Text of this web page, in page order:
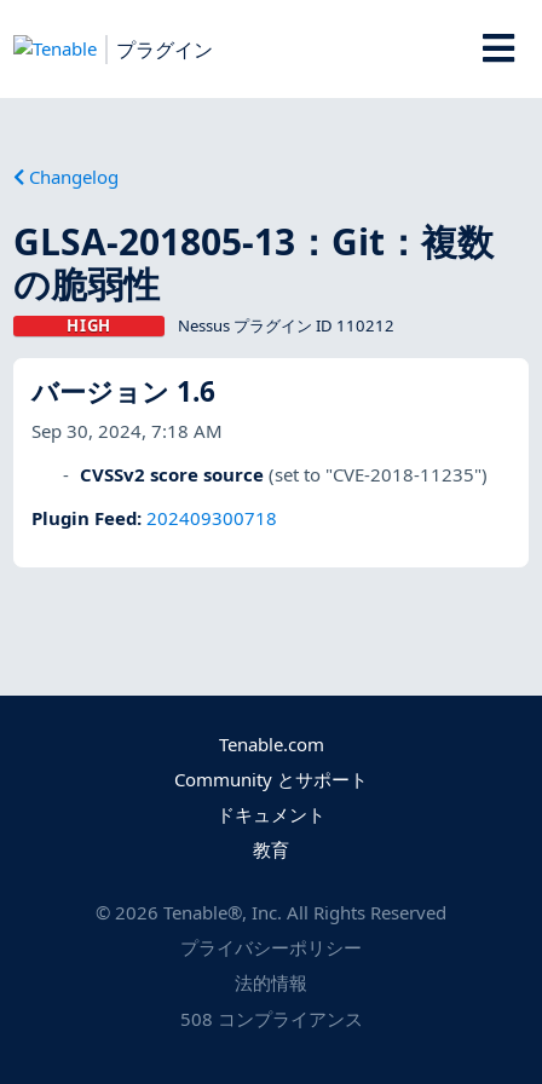
プラグイン
Changelog
GLSA-201805-13：Git：複数
の脆弱性
HIGH Nessus プラグイン ID 110212
バージョン 1.6
Sep 30, 2024, 7:18 AM
CVSSv2 score source (set to "CVE-2018-11235")
Plugin Feed:202409300718
Tenable.com
Community とサポート
ドキュメント
教育
© 2026 Tenable®, Inc. All Rights Reserved
プライバシーポリシー
法的情報
508 コンプライアンス